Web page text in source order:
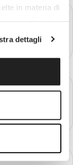
in materia di
in qualsiasi
facendo clic
di qualche
specifiche
dettagli